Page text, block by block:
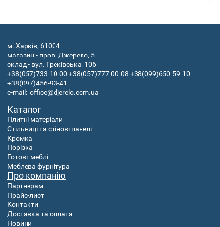
м. Харків, 61004
магазин - пров. Джерело, 5
склад - вул. Греківська, 106
+38(057)733-10-00 +38(057)777-00-08 +38(099)650-59-10
+38(097)456-93-41
e-mail: office@djerelo.com.ua
Каталог
Плитні матеріали
Стільниці та стінові панелі
Кромка
Порізка
Готові меблі
Меблева фурнітура
Про компанію
Партнерам
Прайс-лист
Контакти
Доставка та оплата
Новини